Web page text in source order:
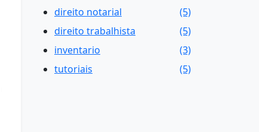
direito notarial
(5)
direito trabalhista
(5)
inventario
(3)
tutoriais
(5)